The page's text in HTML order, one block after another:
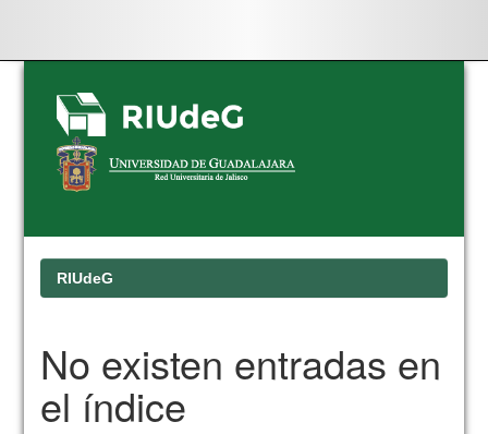
Skip
navigation
RIUdeG
No existen entradas en
el índice